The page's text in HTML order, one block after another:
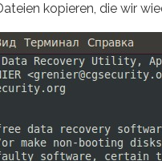
kopieren, die wir